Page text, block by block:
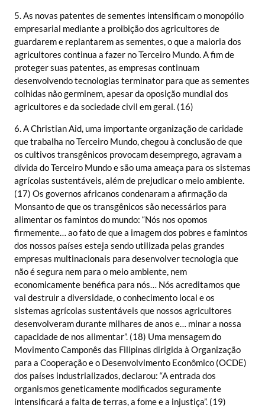
5. As novas patentes de sementes intensificam o monopólio
empresarial mediante a proibição dos agricultores de
guardarem e replantarem as sementes, o que a maioria dos
agricultores continua a fazer no Terceiro Mundo. A fim de
proteger suas patentes, as empresas continuam
desenvolvendo tecnologias terminator para que as sementes
colhidas não germinem, apesar da oposição mundial dos
agricultores e da sociedade civil em geral. (16)
6. A Christian Aid, uma importante organização de caridade
que trabalha no Terceiro Mundo, chegou à conclusão de que
os cultivos transgênicos provocam desemprego, agravam a
dívida do Terceiro Mundo e são uma ameaça para os sistemas
agrícolas sustentáveis, além de prejudicar o meio ambiente.
(17) Os governos africanos condenaram a afirmação da
Monsanto de que os transgênicos são necessários para
alimentar os famintos do mundo: “Nós nos opomos
firmemente… ao fato de que a imagem dos pobres e famintos
dos nossos países esteja sendo utilizada pelas grandes
empresas multinacionais para desenvolver tecnologia que
não é segura nem para o meio ambiente, nem
economicamente benéfica para nós… Nós acreditamos que
vai destruir a diversidade, o conhecimento local e os
sistemas agrícolas sustentáveis que nossos agricultores
desenvolveram durante milhares de anos e… minar a nossa
capacidade de nos alimentar”. (18) Uma mensagem do
Movimento Camponês das Filipinas dirigida à Organização
para a Cooperação e o Desenvolvimento Econômico (OCDE)
dos países industrializados, declarou: “A entrada dos
organismos geneticamente modificados seguramente
intensificará a falta de terras, a fome e a injustiça”. (19)